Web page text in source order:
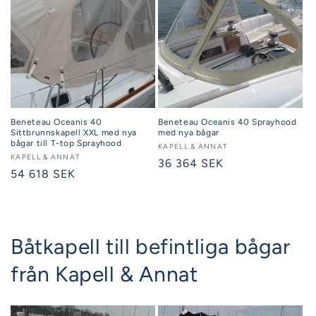
Beneteau Oceanis 40
Sittbrunnskapell XXL med nya
bågar till T-top Sprayhood
Säljare:
KAPELL & ANNAT
Ordinarie
54 618 SEK
Beneteau Oceanis 40 Sprayhood
med nya bågar
Säljare:
KAPELL & ANNAT
Ordinarie
36 364 SEK
Båtkapell till befintliga bågar
från Kapell & Annat